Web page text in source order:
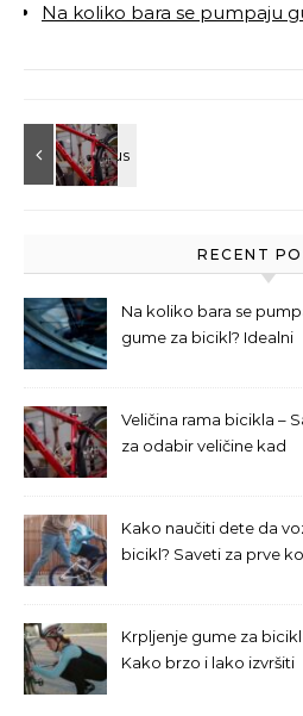
Na koliko bara se pumpaju
RECENT
Na koliko bara se
gume za bicikl? Idealni
Veličina rama bicikla –
za odabir veličine kad
Kako naučiti dete da
bicikl? Saveti za prve
Krpljenje gume za bicikl
Kako brzo i lako izvršiti